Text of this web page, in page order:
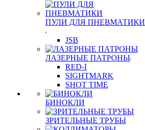
ПУЛИ ДЛЯ ПНЕВМАТИКИ
JSB
ЛАЗЕРНЫЕ ПАТРОНЫ
RED-I
SIGHTMARK
SHOT TIME
БИНОКЛИ
ЗРИТЕЛЬНЫЕ ТРУБЫ